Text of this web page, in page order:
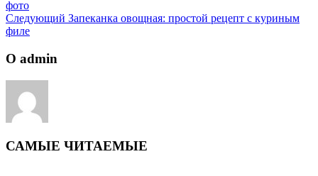
фото
Следующий Запеканка овощная: простой рецепт с куриным
филе
О admin
САМЫЕ ЧИТАЕМЫЕ